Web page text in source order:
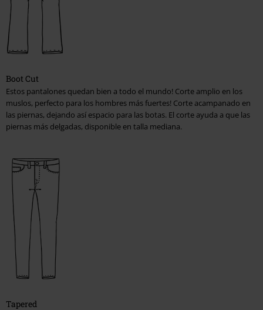
Boot Cut
Estos pantalones quedan bien a todo el mundo! Corte amplio en los
muslos, perfecto para los hombres más fuertes! Corte acampanado en
las piernas, dejando así espacio para las botas. El corte ayuda a que las
piernas más delgadas, disponible en talla mediana.
Tapered